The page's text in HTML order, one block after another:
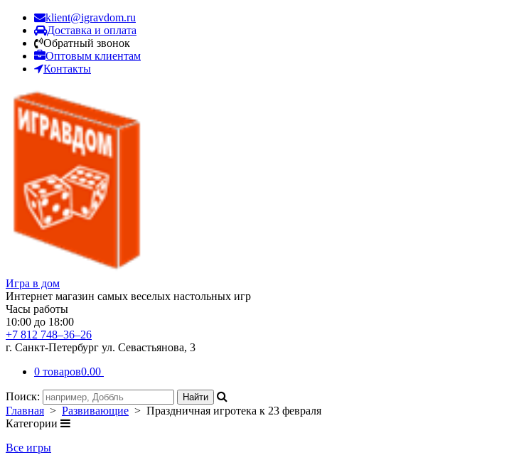
klient@igravdom.ru
Доставка и оплата
Обратный звонок
Оптовым клиентам
Контакты
Игра в дом
Интернет магазин самых веселых настольных игр
Часы работы
10:00 до 18:00
+7 812 748–36–26
г. Санкт-Петербург ул. Севастьянова, 3
0 товаров0.00
Поиск:
Главная > Развивающие > Праздничная игротека к 23 февраля
Категории
Все игры